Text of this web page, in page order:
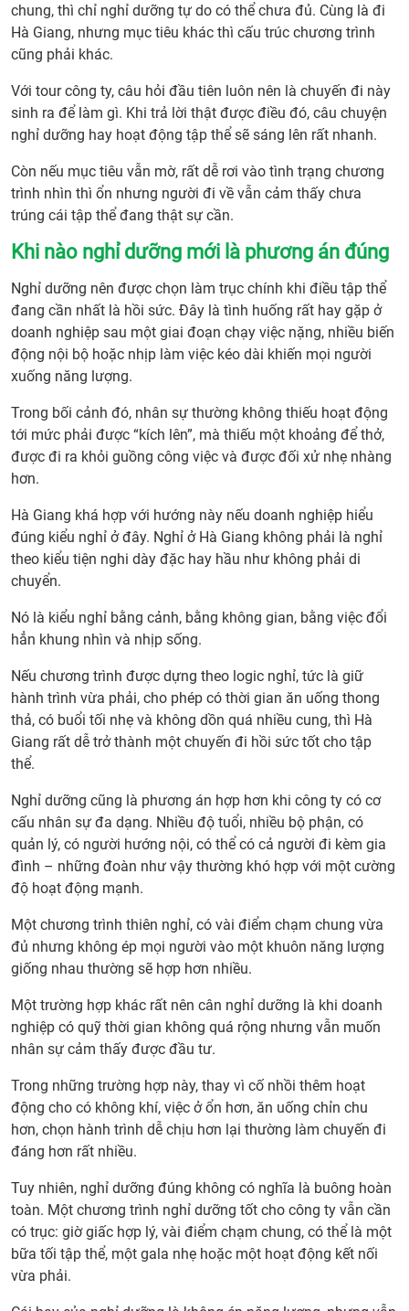
chung, thì chỉ nghỉ dưỡng tự do có thể chưa đủ. Cùng là đi
Hà Giang, nhưng mục tiêu khác thì cấu trúc chương trình
cũng phải khác.
Với tour công ty, câu hỏi đầu tiên luôn nên là chuyến đi này
sinh ra để làm gì. Khi trả lời thật được điều đó, câu chuyện
nghỉ dưỡng hay hoạt động tập thể sẽ sáng lên rất nhanh.
Còn nếu mục tiêu vẫn mờ, rất dễ rơi vào tình trạng chương
trình nhìn thì ổn nhưng người đi về vẫn cảm thấy chưa
trúng cái tập thể đang thật sự cần.
Khi nào nghỉ dưỡng mới là phương án đúng
Nghỉ dưỡng nên được chọn làm trục chính khi điều tập thể
đang cần nhất là hồi sức. Đây là tình huống rất hay gặp ở
doanh nghiệp sau một giai đoạn chạy việc nặng, nhiều biến
động nội bộ hoặc nhịp làm việc kéo dài khiến mọi người
xuống năng lượng.
Trong bối cảnh đó, nhân sự thường không thiếu hoạt động
tới mức phải được “kích lên”, mà thiếu một khoảng để thở,
được đi ra khỏi guồng công việc và được đối xử nhẹ nhàng
hơn.
Hà Giang khá hợp với hướng này nếu doanh nghiệp hiểu
đúng kiểu nghỉ ở đây. Nghỉ ở Hà Giang không phải là nghỉ
theo kiểu tiện nghi dày đặc hay hầu như không phải di
chuyển.
Nó là kiểu nghỉ bằng cảnh, bằng không gian, bằng việc đổi
hẳn khung nhìn và nhịp sống.
Nếu chương trình được dựng theo logic nghỉ, tức là giữ
hành trình vừa phải, cho phép có thời gian ăn uống thong
thả, có buổi tối nhẹ và không dồn quá nhiều cung, thì Hà
Giang rất dễ trở thành một chuyến đi hồi sức tốt cho tập
thể.
Nghỉ dưỡng cũng là phương án hợp hơn khi công ty có cơ
cấu nhân sự đa dạng. Nhiều độ tuổi, nhiều bộ phận, có
quản lý, có người hướng nội, có thể có cả người đi kèm gia
đình – những đoàn như vậy thường khó hợp với một cường
độ hoạt động mạnh.
Một chương trình thiên nghỉ, có vài điểm chạm chung vừa
đủ nhưng không ép mọi người vào một khuôn năng lượng
giống nhau thường sẽ hợp hơn nhiều.
Một trường hợp khác rất nên cân nghỉ dưỡng là khi doanh
nghiệp có quỹ thời gian không quá rộng nhưng vẫn muốn
nhân sự cảm thấy được đầu tư.
Trong những trường hợp này, thay vì cố nhồi thêm hoạt
động cho có không khí, việc ở ổn hơn, ăn uống chỉn chu
hơn, chọn hành trình dễ chịu hơn lại thường làm chuyến đi
đáng hơn rất nhiều.
Tuy nhiên, nghỉ dưỡng đúng không có nghĩa là buông hoàn
toàn. Một chương trình nghỉ dưỡng tốt cho công ty vẫn cần
có trục: giờ giấc hợp lý, vài điểm chạm chung, có thể là một
bữa tối tập thể, một gala nhẹ hoặc một hoạt động kết nối
vừa phải.